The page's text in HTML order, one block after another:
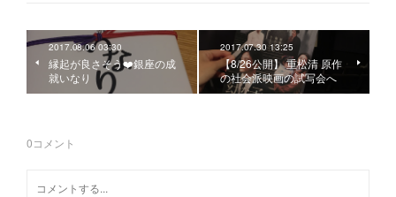
2017.08.06 03:30
縁起が良さそう❤️銀座の成
就いなり
2017.07.30 13:25
【8/26公開】 重松清 原作
の社会派映画の試写会へ
0コメント